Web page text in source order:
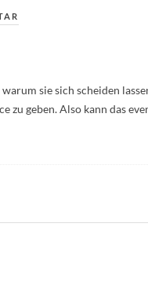
sie sich scheiden
zu geben. Also kann das